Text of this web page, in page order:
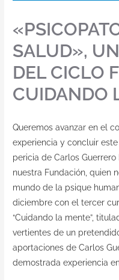
SALUD»,
DEL CICLO
CUIDANDO
Queremos avanzar en el
experiencia y concluir
pericia de Carlos
nuestra Fundación, quien
mundo de la psique
diciembre con el tercer
“Cuidando la mente”,
vertientes de un
aportaciones de Carlos
demostrada experiencia